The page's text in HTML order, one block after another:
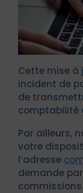
Cette mise à
incident de
de
comptabilité
Par ailleurs,
votre
l’adresse
demande
commissions